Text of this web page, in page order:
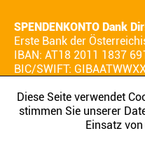
SPENDENKONTO Dank
Erste Bank der
IBAN: AT18 2011 1837
BIC/SWIFT:
AGB
Diese Seite verwendet
stimmen Sie unserer
Einsatz